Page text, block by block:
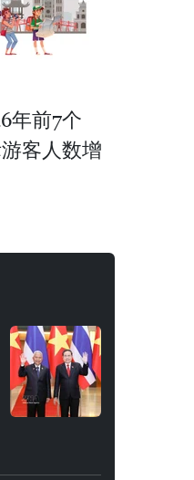
年前7个
客人数增